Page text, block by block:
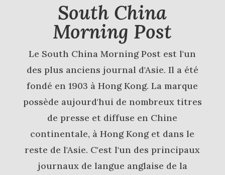
South China
Morning Post
Le South China Morning Post est l'un
des plus anciens journal d'Asie. Il a été
fondé en 1903 à Hong Kong. La marque
possède aujourd'hui de nombreux titres
de presse et diffuse en Chine
continentale, à Hong Kong et dans le
reste de l'Asie. C'est l'un des principaux
journaux de langue anglaise de la